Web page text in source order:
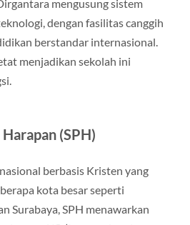
mengusung sistem
dengan fasilitas canggih
berstandar internasional.
menjadikan sekolah ini
(SPH)
berbasis Kristen yang
kota besar seperti
Surabaya, SPH menawarkan